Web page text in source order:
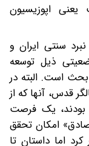
اپوزیسیون
سنتی ایران و
ذیل توسعه
است. البته در
قدس، آنها که از
بودند، یک فرصت
امکان تحقق
اما داستان تا